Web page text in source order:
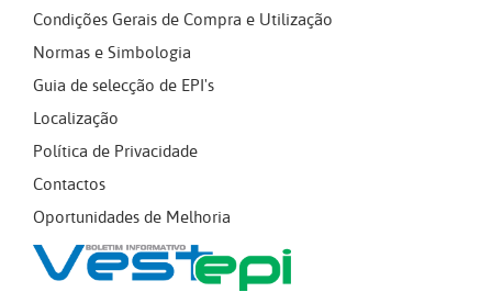
Condições Gerais de Compra e Utilização
Normas e Simbologia
Guia de selecção de EPI's
Localização
Política de Privacidade
Contactos
Oportunidades de Melhoria